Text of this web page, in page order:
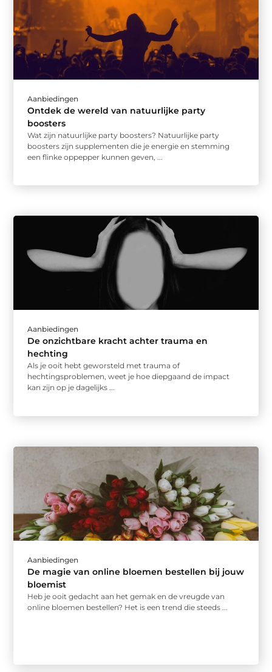
Aanbiedingen
Ontdek de wereld van natuurlijke party
boosters
Wat zijn natuurlijke party boosters? Natuurlijke party
boosters zijn supplementen die je energie en stemming
een flinke oppepper kunnen geven, ...
Aanbiedingen
De onzichtbare kracht achter trauma en
hechting
Als je ooit hebt geworsteld met trauma of
hechtingsproblemen, weet je hoe diepgaand de impact
kan zijn op je dagelijks ...
Aanbiedingen
De magie van online bloemen bestellen bij jouw
bloemist
Heb je ooit gedacht aan het gemak en de vreugde van
online bloemen bestellen? Het is een trend die steeds ...